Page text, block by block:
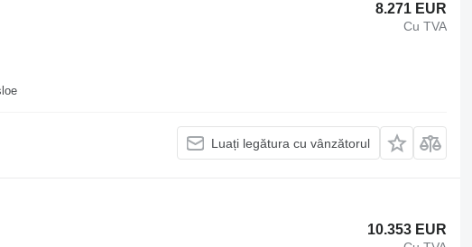
8.271 EUR
Cu TVA
Luați legătura cu vânzătorul
10.353 EUR